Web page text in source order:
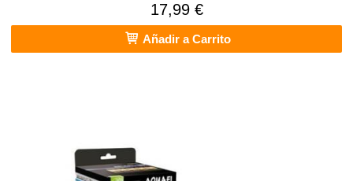
17,99 €
Añadir a Carrito